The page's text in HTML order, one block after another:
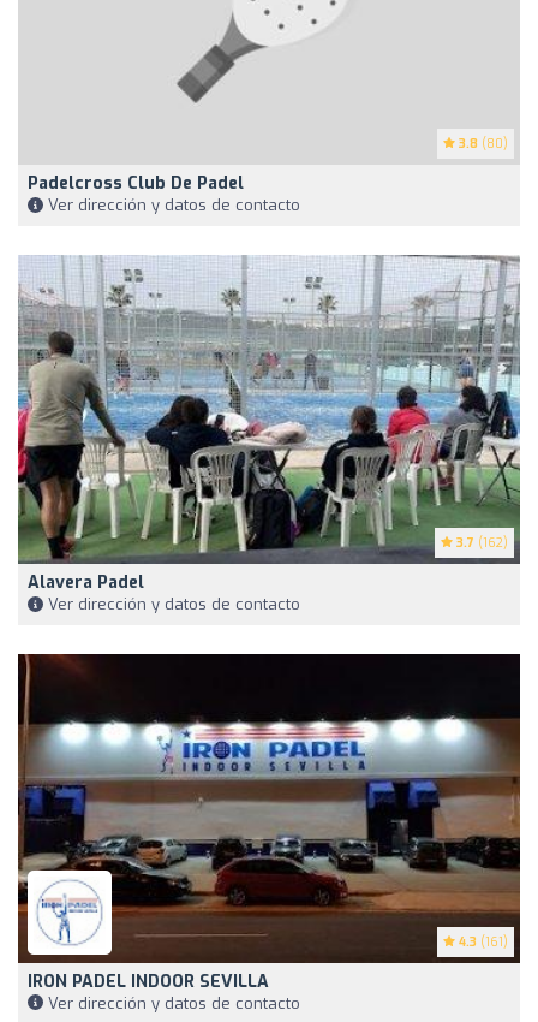
3.8 (80)
Padelcross Club De Padel
Ver dirección y datos de contacto
3.7 (162)
Alavera Padel
Ver dirección y datos de contacto
4.3 (161)
IRON PADEL INDOOR SEVILLA
Ver dirección y datos de contacto